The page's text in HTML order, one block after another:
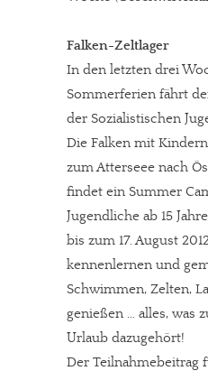
Falken-Zeltlager
In den letzten drei
Sommerferien fährt
der Sozialistischen
Die Falken mit
zum Atterseee nach
findet ein Summer
Jugendliche ab 15
bis zum 17. August
kennenlernen und
Schwimmen, Zelten,
genießen … alles, was
Urlaub dazugehört!
Der Teilnahmebeitrag